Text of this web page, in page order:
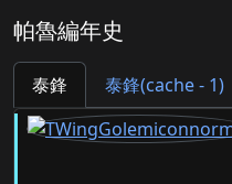
帕魯編年史
泰鋒 泰鋒(cache - 1)